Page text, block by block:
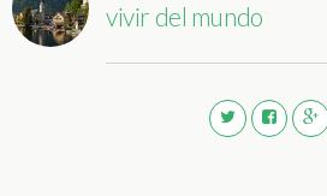
vivir del mundo